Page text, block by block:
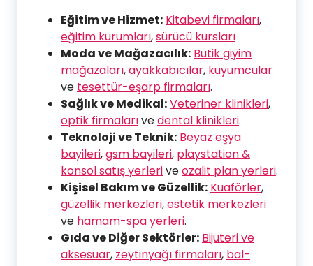
Eğitim ve Hizmet: Kitabevi firmaları,
eğitim kurumları,sürücü kursları
Moda ve Mağazacılık: Butik giyim
mağazaları,ayakkabıcılar, kuyumcular
ve tesettür-eşarp firmaları.
Sağlık ve Medikal:Veteriner klinikleri,
optik firmalarıvedental klinikleri.
Teknoloji ve Teknik: Beyaz eşya
bayileri,gsm bayileri, playstation &
konsol satış yerleriveozalit plan yerleri.
Kişisel Bakım ve Güzellik: Kuaförler,
güzellik merkezleri,estetik merkezleri
ve hamam-spa yerleri.
Gıda ve Diğer Sektörler: Bijuteri ve
aksesuar, zeytinyağı firmaları, bal-